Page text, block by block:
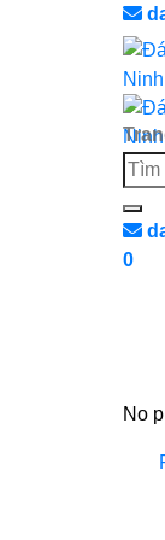
for:
0
No